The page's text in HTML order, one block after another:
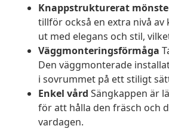
Knappstrukturerat
tillför också en extra nivå
ut med elegans och stil,
Väggmonteringsförmåga
Den väggmonterade
i sovrummet på ett stiligt
Enkel vård Sängkappen är
för att hålla den fräsch och
vardagen.